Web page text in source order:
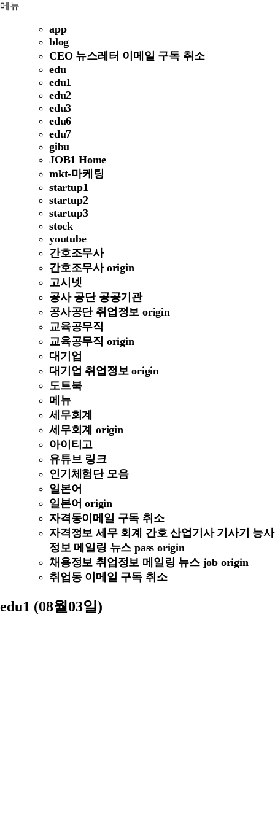
메뉴
app
blog
CEO 뉴스레터 이메일 구독 취소
edu
edu1
edu2
edu3
edu6
edu7
gibu
JOB1 Home
mkt-마케팅
startup1
startup2
startup3
stock
youtube
간호조무사
간호조무사 origin
고시넷
공사 공단 공공기관
공사공단 취업정보 origin
교육공무직
교육공무직 origin
대기업
대기업 취업정보 origin
도트북
메뉴
세무회계
세무회계 origin
아이티고
유튜브 링크
인기체험단 모음
일본어
일본어 origin
자격동이메일 구독 취소
자격정보 세무 회계 간호 산업기사 기사기 능사
정보 메일링 뉴스 pass origin
채용정보 취업정보 메일링 뉴스 job origin
취업동 이메일 구독 취소
edu1 (08월03일)